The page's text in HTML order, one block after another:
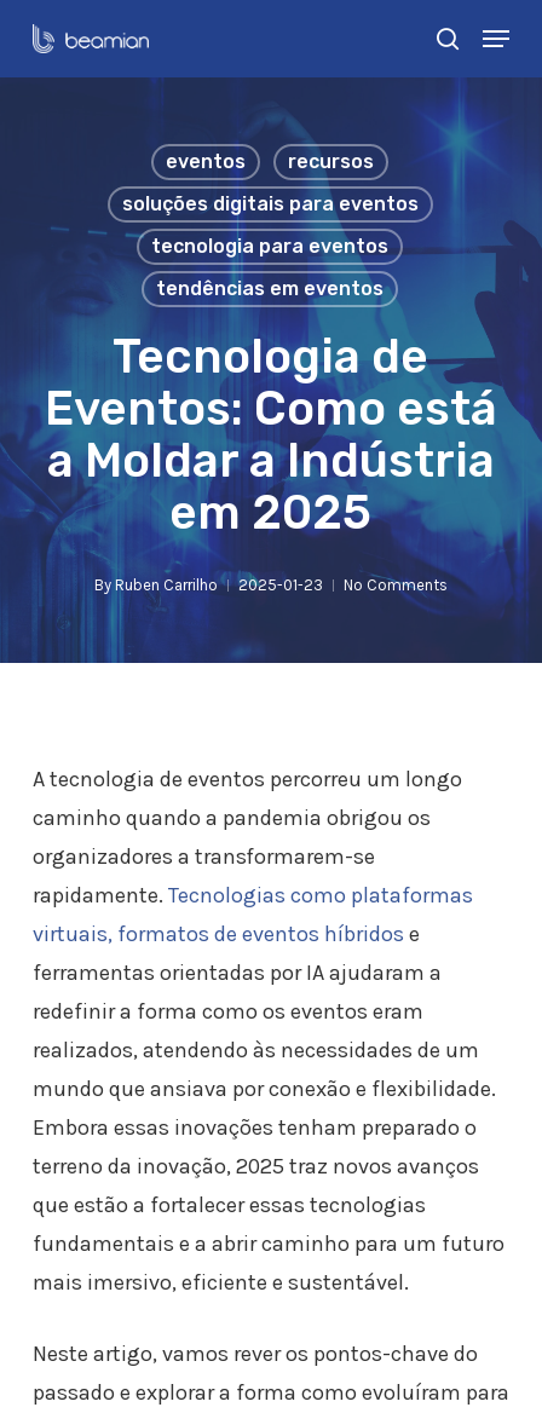
Skip
search
Menu
eventos
recursos
soluções digitais para eventos
tecnologia para eventos
tendências em eventos
Tecnologia de
Eventos: Como está
a Moldar a Indústria
em 2025
By Ruben Carrilho 2025-01-23 No Comments
A tecnologia de eventos percorreu um longo
caminho quando a pandemia obrigou os
organizadores a transformarem-se
rapidamente. Tecnologias como plataformas
virtuais, formatos de eventos híbridos e
ferramentas orientadas por IA ajudaram a
redefinir a forma como os eventos eram
realizados, atendendo às necessidades de um
mundo que ansiava por conexão e flexibilidade.
Embora essas inovações tenham preparado o
terreno da inovação, 2025 traz novos avanços
que estão a fortalecer essas tecnologias
fundamentais e a abrir caminho para um futuro
mais imersivo, eficiente e sustentável.
Neste artigo, vamos rever os pontos-chave do
passado e explorar a forma como evoluíram para
Close
Menu